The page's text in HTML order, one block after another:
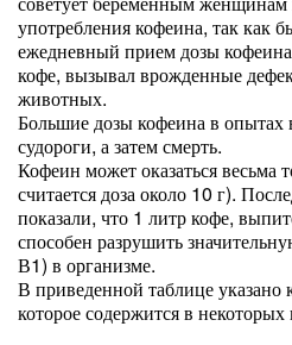
употребления кофеина, так как
ежедневный прием дозы
кофе, вызывал врожденные
животных.
Большие дозы кофеина в
судороги, а затем смерть.
Кофеин может оказаться весьма
считается доза около 10 г).
показали, что 1 литр кофе,
способен разрушить
В1) в организме.
В приведенной таблице указано
которое содержится в некоторых